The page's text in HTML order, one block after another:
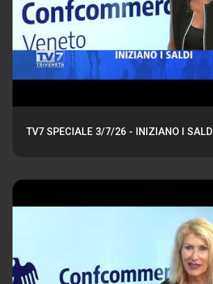
TV7 SPECIALE 3/7/26 - INIZIANO I SALDI